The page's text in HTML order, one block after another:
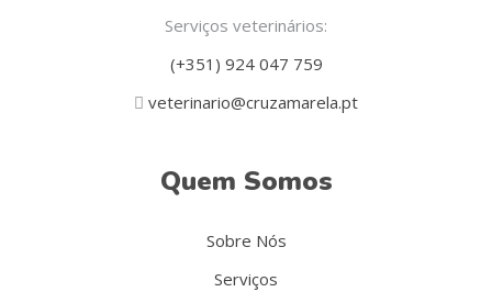
Serviços veterinários:
(+351) 924 047 759
veterinario@cruzamarela.pt
Quem Somos
Sobre Nós
Serviços